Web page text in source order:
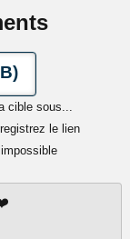
cible sous...
le lien